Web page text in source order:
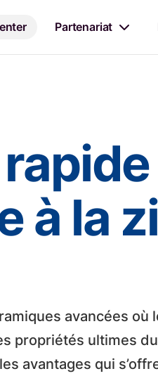
Partenariat
à la
avancées où
propriétés ultimes
avantages qui